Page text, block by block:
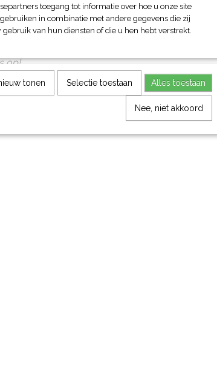
verkopen in uw accomodatie? Voor speciale
op!
toegang tot informatie over hoe u onze site
in combinatie met andere gegevens die zij
van hun diensten of die u hen hebt verstrekt.
tonen Selectie toestaan Alles toestaan
Nee, niet akkoord